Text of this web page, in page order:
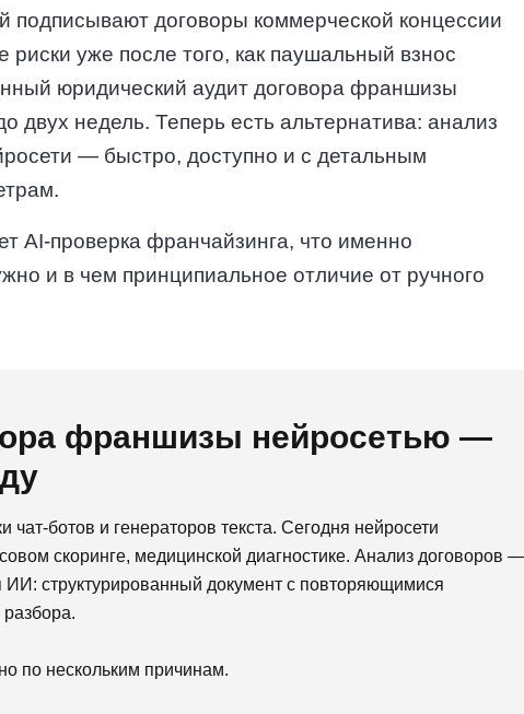
подписывают договоры коммерческой концессии
уже после того, как паушальный взнос
юридический аудит договора франшизы
двух недель. Теперь есть альтернатива: анализ
— быстро, доступно и с детальным
AI-проверка франчайзинга, что именно
и в чем принципиальное отличие от ручного
франшизы нейросетью —
ботов и генераторов текста. Сегодня нейросети
скоринге, медицинской диагностике. Анализ договоров —
структурированный документ с повторяющимися
по нескольким причинам.